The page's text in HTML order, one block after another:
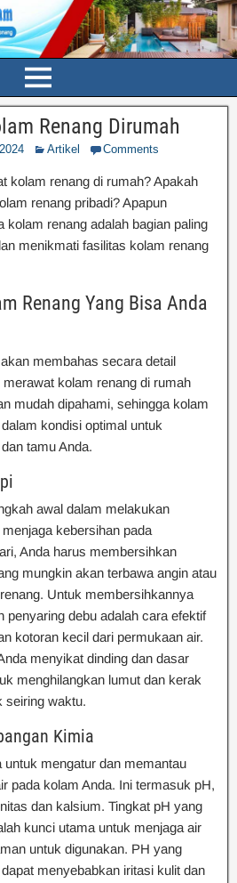
Renang Dirumah
Artikel Comments
kolam renang di rumah? Apakah
renang pribadi? Apapun
kolam renang adalah bagian paling
menikmati fasilitas kolam renang
Renang Yang Bisa Anda
membahas secara detail
kolam renang di rumah
mudah dipahami, sehingga kolam
kondisi optimal untuk
tamu Anda.
awal dalam melakukan
kebersihan pada
Anda harus membersihkan
mungkin akan terbawa angin atau
Untuk membersihkannya
penyaring debu adalah cara efektif
kotoran kecil dari permukaan air.
menyikat dinding dan dasar
menghilangkan lumut dan kerak
seiring waktu.
Kimia
untuk mengatur dan memantau
pada kolam Anda. Ini termasuk pH,
dan kalsium. Tingkat pH yang
kunci utama untuk menjaga air
untuk digunakan. PH yang
menyebabkan iritasi kulit dan